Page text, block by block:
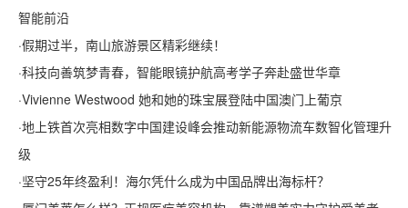
智能前沿
·假期过半，南山旅游景区精彩继续！
·科技向善筑梦青春，智能眼镜护航高考学子奔赴盛世华章
·Vivienne Westwood 她和她的珠宝展登陆中国澳门上葡京
·地上铁首次亮相数字中国建设峰会推动新能源物流车数智化管理升
级
·坚守25年终盈利！海尔凭什么成为中国品牌出海标杆？